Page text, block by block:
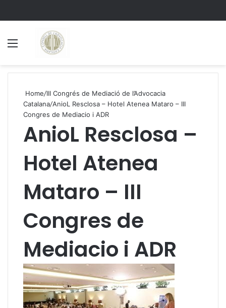
Home/III Congrés de Mediació de l’Advocacia
Catalana/AnioL Resclosa – Hotel Atenea Mataro – III
Congres de Mediacio i ADR
AnioL Resclosa –
Hotel Atenea
Mataro – III
Congres de
Mediacio i ADR